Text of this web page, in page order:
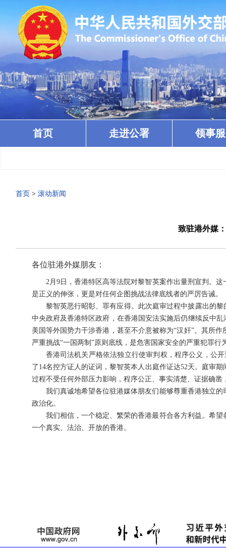
首页 走进公署 领事
首页 > 滚动新闻
致驻港外媒
各位驻港外媒朋友：
2月9日，香港特区高等法院对黎智英案作出量刑宣判。
是正义的伸张，更是对任何企图挑战法律底线者的严厉告诫。
黎智英恶行昭彰、罪有应得。此次庭审过程中披露出的
中央政府及香港特区政府，在香港国安法实施后仍继续反中
美国等外国势力干涉香港，甚至不介意被称为“汉奸”。其所
严重挑战“一国两制”原则底线，是危害国家安全的严重犯罪
香港司法机关严格依法独立行使审判权，程序公义，公
了14名控方证人的证词，黎智英本人出庭作证达52天。庭审
过程不受任何外部压力影响，程序公正、事实清楚、证据确
我们真诚地希望各位驻港媒体朋友们能够尊重香港独立
政治化。
我们相信，一个稳定、繁荣的香港最符合各方利益。希
一个真实、法治、开放的香港。